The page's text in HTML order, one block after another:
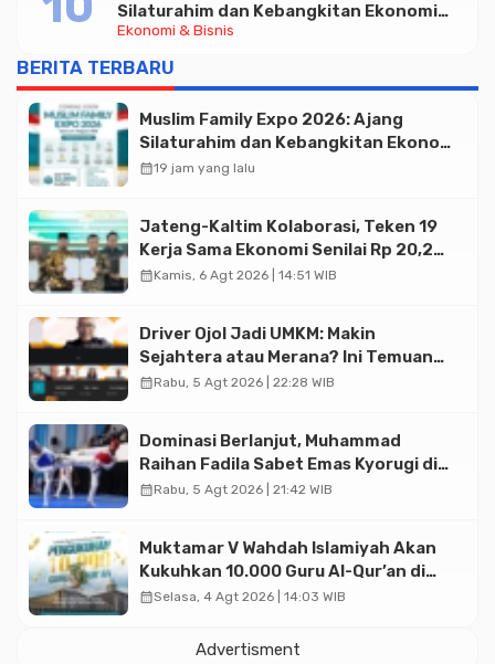
Ekonomi & Bisnis
Silaturahim dan Kebangkitan Ekonomi
Halal di Jakarta
BERITA TERBARU
Muslim Family Expo 2026: Ajang
Silaturahim dan Kebangkitan Ekonomi
Halal di Jakarta
calendar_month19 jam yang lalu
Jateng-Kaltim Kolaborasi, Teken 19
Kerja Sama Ekonomi Senilai Rp 20,2
Triliun
calendar_monthKamis, 6 Agt 2026 | 14:51 WIB
Driver Ojol Jadi UMKM: Makin
Sejahtera atau Merana? Ini Temuan
Diskusi Paramadina
calendar_monthRabu, 5 Agt 2026 | 22:28 WIB
Dominasi Berlanjut, Muhammad
Raihan Fadila Sabet Emas Kyorugi di
Asian Taekwondo Indonesia Open
calendar_monthRabu, 5 Agt 2026 | 21:42 WIB
Muktamar V Wahdah Islamiyah Akan
Kukuhkan 10.000 Guru Al-Qur’an di
Masjid Istiqlal
calendar_monthSelasa, 4 Agt 2026 | 14:03 WIB
Advertisment